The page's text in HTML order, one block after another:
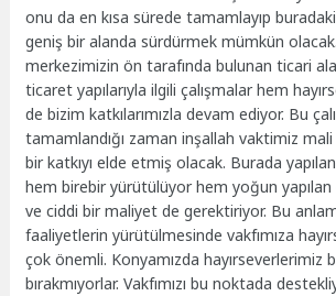
onu da en kısa sürede tamamlayıp
geniş bir alanda sürdürmek mümkün
merkezimizin ön tarafında bulunan ticari
ticaret yapılarıyla ilgili çalışmalar hem
de bizim katkılarımızla devam ediyor. Bu
tamamlandığı zaman inşallah vaktimiz
bir katkıyı elde etmiş olacak. Burada
hem birebir yürütülüyor hem yoğun yapılan
ve ciddi bir maliyet de gerektiriyor. Bu
faaliyetlerin yürütülmesinde vakfımıza
çok önemli. Konyamızda hayırseverlerimiz
bırakmıyorlar. Vakfımızı bu noktada